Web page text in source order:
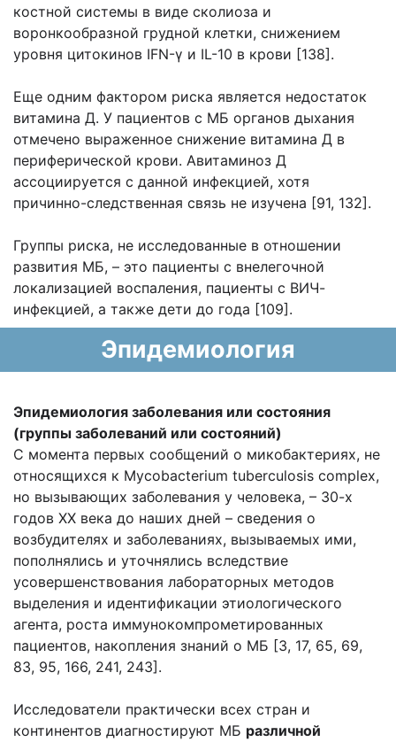
костной системы в виде сколиоза и
воронкообразной грудной клетки, снижением
уровня цитокинов IFN-γ и IL-10 в крови [138].
Еще одним фактором риска является недостаток
витамина Д. У пациентов с МБ органов дыхания
отмечено выраженное снижение витамина Д в
периферической крови. Авитаминоз Д
ассоциируется с данной инфекцией, хотя
причинно-следственная связь не изучена [91, 132].
Группы риска, не исследованные в отношении
развития МБ, – это пациенты с внелегочной
локализацией воспаления, пациенты с ВИЧ-
инфекцией, а также дети до года [109].
Эпидемиология
Эпидемиология заболевания или состояния
(группы заболеваний или состояний)
С момента первых сообщений о микобактериях, не
относящихся к Mycobacterium tuberculosis complex,
но вызывающих заболевания у человека, – 30-х
годов XX века до наших дней – сведения о
возбудителях и заболеваниях, вызываемых ими,
пополнялись и уточнялись вследствие
усовершенствования лабораторных методов
выделения и идентификации этиологического
агента, роста иммунокомпрометированных
пациентов, накопления знаний о МБ [3, 17, 65, 69,
83, 95, 166, 241, 243].
Исследователи практически всех стран и
континентов диагностируют МБ различной